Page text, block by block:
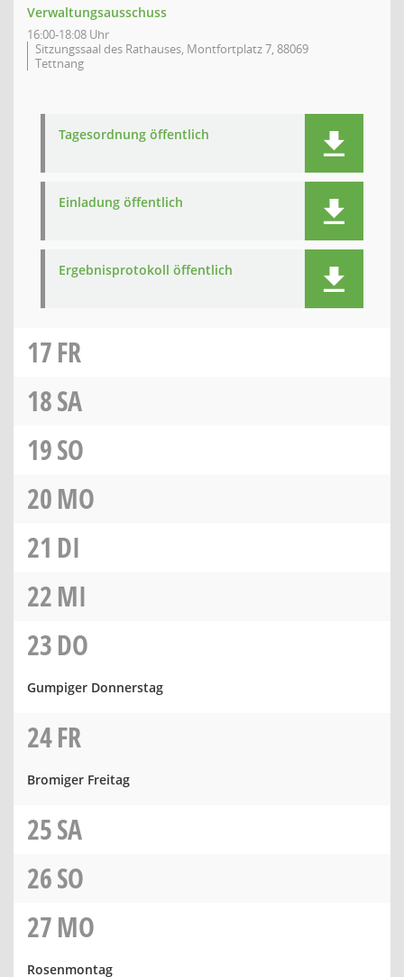
Verwaltungsausschuss
16:00-18:08 Uhr
Sitzungssaal des Rathauses, Montfortplatz 7, 88069
Tettnang
Tagesordnung öffentlich
Einladung öffentlich
Ergebnisprotokoll öffentlich
17FR
18SA
19SO
20MO
21 DI
22MI
23DO
Gumpiger Donnerstag
24FR
Bromiger Freitag
25SA
26SO
27MO
Rosenmontag